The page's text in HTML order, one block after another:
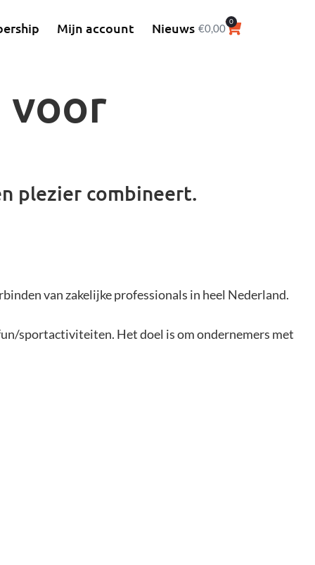
Mijn account Nieuws €0,00
0
voor
plezier combineert.
van zakelijke professionals in heel Nederland.
sportactiviteiten. Het doel is om ondernemers met